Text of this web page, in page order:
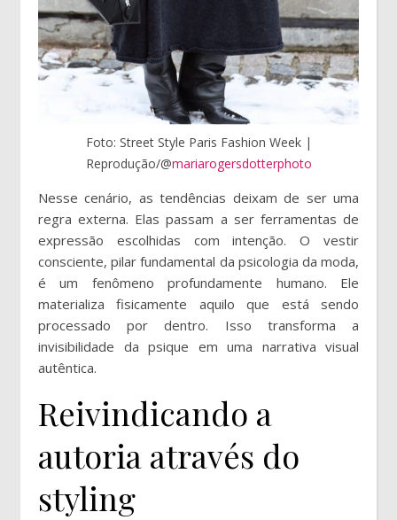
Foto: Street Style Paris Fashion Week |
Reprodução/@mariarogersdotterphoto
Nesse cenário, as tendências deixam de ser uma
regra externa. Elas passam a ser ferramentas de
expressão escolhidas com intenção. O vestir
consciente, pilar fundamental da psicologia da moda,
é um fenômeno profundamente humano. Ele
materializa fisicamente aquilo que está sendo
processado por dentro. Isso transforma a
invisibilidade da psique em uma narrativa visual
autêntica.
Reivindicando a
autoria através do
styling